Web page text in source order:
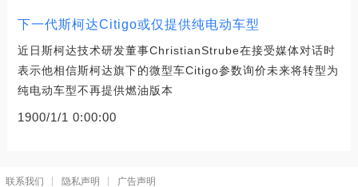
下一代斯柯达Citigo或仅提供纯电动车型
近日斯柯达技术研发董事ChristianStrube在接受媒体对话时
表示他相信斯柯达旗下的微型车Citigo参数询价未来将转型为
纯电动车型不再提供燃油版本
1900/1/1 0:00:00
联系我们 隐私声明 广告声明